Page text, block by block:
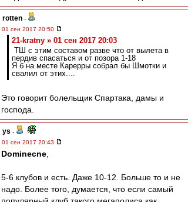
rotten -
01 сен 2017 20:50
21-kratny » 01 сен 2017 20:03
ТШ с этим составом разве что от вылета в
пердив спасаться и от позора 1-18
Я б на месте Карерры собрал бы Шмотки и
свалил от этих....
Это говорит болельщик Спартака, дамы и
господа.
ys -
01 сен 2017 20:43
Dominecne
5-6 клубов и есть. Даже 10-12. Больше то и не
надо. Более того, думается, что если самый